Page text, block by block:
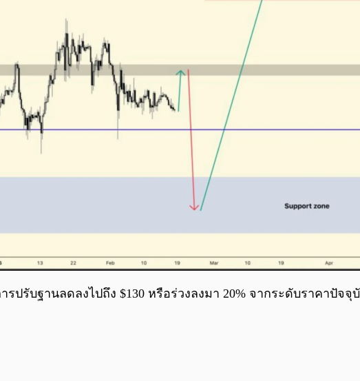
รปรับฐานลดลงไปถึง $130 หรือร่วงลงมา 20% จากระดับราคาปั